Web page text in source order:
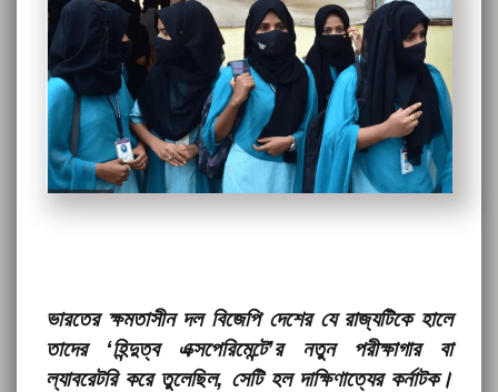
ভারতের ক্ষমতাসীন দল বিজেপি দেশের যে রাজ্যটিকে হালে
তাদের ‘হিন্দুত্ব এক্সপেরিমেন্টে’র নতুন পরীক্ষাগার বা
ল্যাবরেটরি করে তুলেছিল, সেটি হল দাক্ষিণাত্যের কর্নাটক।